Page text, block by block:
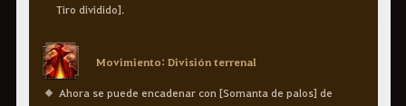
Tiro dividido].
Movimiento: División terrenal
Ahora se puede encadenar con [Somanta de palos] de